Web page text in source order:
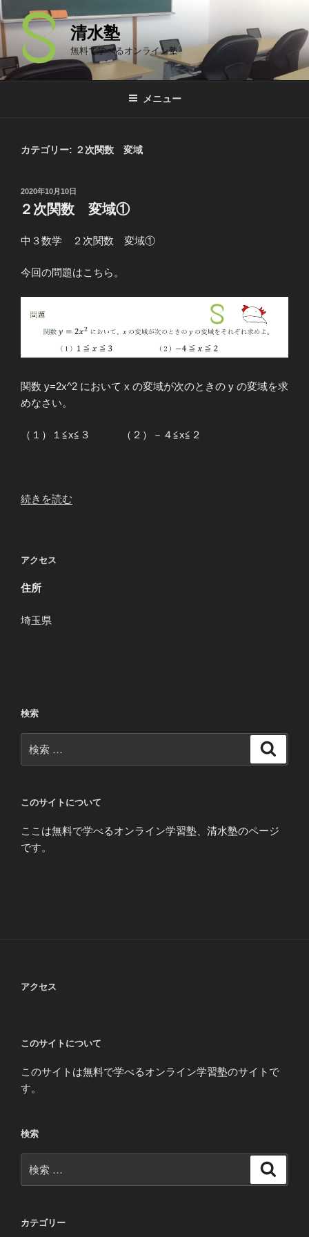
コ
ン
テ
ン
ツ
清水塾
無料で学べるオンライン塾
メニュー
カテゴリー: ２次関数 変域
投
稿
日:
2020年10月10日
２次関数 変域①
中３数学 ２次関数 変域①
今回の問題はこちら。
関数 y=2x^2 において x の変域が次のときの y の変域を求
めなさい。
（１）１≦x≦３ （２）－４≦x≦２
“２
変
域
の
続きを読む
アクセス
住所
埼玉県
検索
索:
このサイトについて
ここは無料で学べるオンライン学習塾、清水塾のページ
です。
アクセス
このサイトについて
このサイトは無料で学べるオンライン学習塾のサイトで
す。
検索
索:
カテゴリー